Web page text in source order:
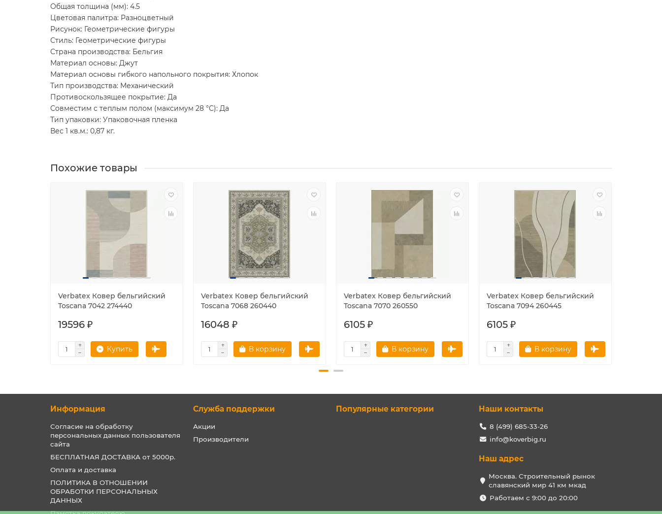
Общая толщина (мм): 4.5
Цветовая палитра: Разноцветный
Рисунок: Геометрические фигуры
Стиль: Геометрические фигуры
Страна производства: Бельгия
Материал основы: Джут
Материал основы гибкого напольного покрытия: Хлопок
Тип производства: Механический
Противоскользящее покрытие: Да
Совместим с теплым полом (максимум 28 °C): Да
Тип упаковки: Упаковочная пленка
Вес 1 кв.м.: 0,87 кг.
Похожие товары
Verbatex Ковер бельгийский
Toscana 7042 274440
19596 ₽
Купить
Verbatex Ковер бельгийский
Toscana 7068 260440
16048 ₽
В корзину
Verbatex Ковер бельгийский
Toscana 7070 260550
6105 ₽
В корзину
Verbatex Ковер бельгийский
Toscana 7094 260445
6105 ₽
В корзину
Информация
Согласие на обработку
персональных данных пользователя
сайта
БЕСПЛАТНАЯ ДОСТАВКА от 5000р.
Оплата и доставка
ПОЛИТИКА В ОТНОШЕНИИ
ОБРАБОТКИ ПЕРСОНАЛЬНЫХ
ДАННЫХ
Служба поддержки
Акции
Производители
Популярные категории Наши контакты
8 (499) 685-33-26
info@koverbig.ru
Наш адрес
Москва. Строительный рынок
славянский мир 41 км мкад
Работаем с 9:00 до 20:00